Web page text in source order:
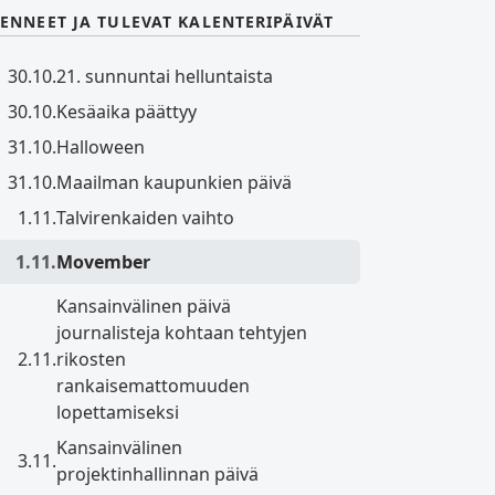
JA TULEVAT KALENTERIPÄIVÄT
30.10.21. sunnuntai helluntaista
30.10.Kesäaika päättyy
31.10.Halloween
31.10.Maailman kaupunkien päivä
1.11.Talvirenkaiden vaihto
1.11.Movember
2.11.
Kansainvälinen päivä
journalisteja kohtaan tehtyjen
rikosten
rankaisemattomuuden
lopettamiseksi
3.11.
Kansainvälinen
projektinhallinnan päivä